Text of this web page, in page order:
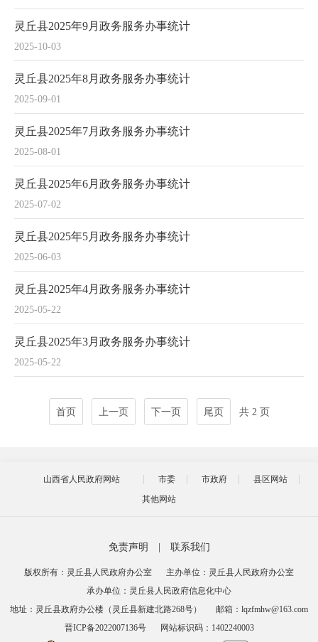
2025-10-03
灵丘县2025年9月政务服务办事统计
2025-09-01
灵丘县2025年8月政务服务办事统计
2025-08-01
灵丘县2025年7月政务服务办事统计
2025-07-02
灵丘县2025年6月政务服务办事统计
2025-06-03
灵丘县2025年5月政务服务办事统计
2025-05-22
灵丘县2025年4月政务服务办事统计
2025-05-22
灵丘县2025年3月政务服务办事统计
首页 上一页 下一页 尾页 共 2 页
山西省人民政府网站 市委 市政府
县区网站
其他网站
免责声明 联系我们
版权所有：灵丘县人民政府办公室
主办单位：灵丘县人民政府办公室
承办单位：灵丘县人民政府信息化中心
地址：灵丘县政府办公楼（灵丘县新建北路268号）
邮箱：lqzfmhw@163.com
晋ICP备2022007136号
网站标识码：1402240003